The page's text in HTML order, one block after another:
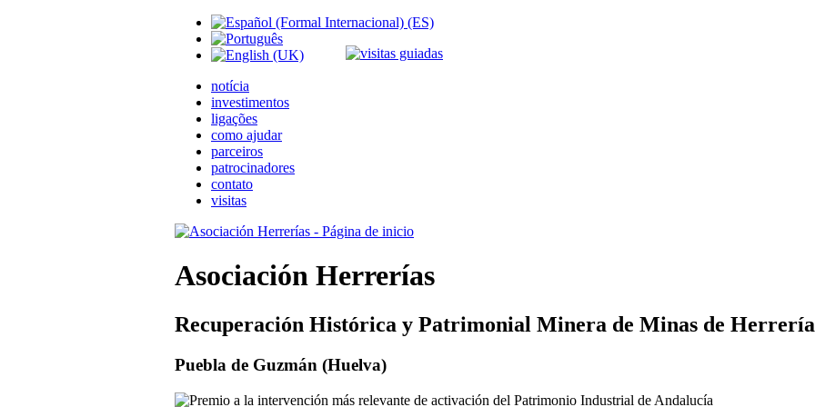
notícia
investimentos
ligações
como ajudar
parceiros
patrocinadores
contato
visitas
Asociación Herrerías
Recuperación Histórica y Patrimonial Minera de Minas de
Puebla de Guzmán (Huelva)